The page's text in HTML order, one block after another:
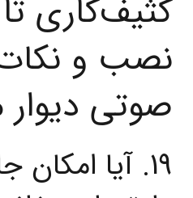
کثیف‌کاری
نصب و
صوتی
19. آیا امکان